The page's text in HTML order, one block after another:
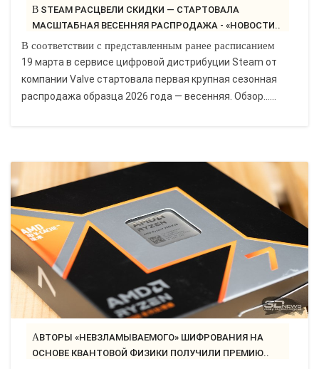
В STEAM РАСЦВЕЛИ СКИДКИ — СТАРТОВАЛА
МАСШТАБНАЯ ВЕСЕННЯЯ РАСПРОДАЖА - «НОВОСТИ..
В соответствии с представленным ранее расписанием
19 марта в сервисе цифровой дистрибуции Steam от
компании Valve стартовала первая крупная сезонная
распродажа образца 2026 года — весенняя. Обзор......
АВТОРЫ «НЕВЗЛАМЫВАЕМОГО» ШИФРОВАНИЯ НА
ОСНОВЕ КВАНТОВОЙ ФИЗИКИ ПОЛУЧИЛИ ПРЕМИЮ..